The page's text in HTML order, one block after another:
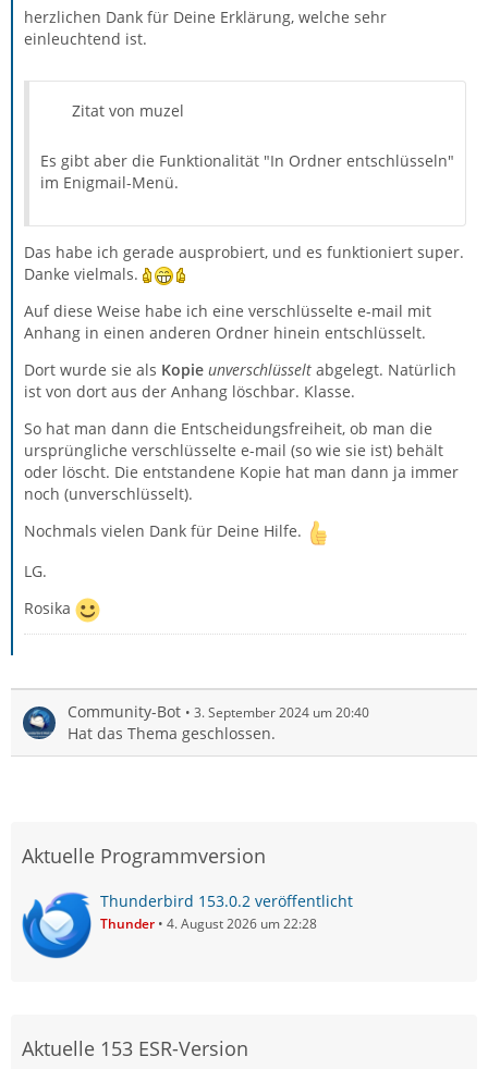
herzlichen Dank für Deine Erklärung, welche sehr
einleuchtend ist.
Zitat von muzel
Es gibt aber die Funktionalität "In Ordner entschlüsseln"
im Enigmail-Menü.
Das habe ich gerade ausprobiert, und es funktioniert super.
Danke vielmals.
Auf diese Weise habe ich eine verschlüsselte e-mail mit
Anhang in einen anderen Ordner hinein entschlüsselt.
Dort wurde sie als Kopie unverschlüsselt abgelegt. Natürlich
ist von dort aus der Anhang löschbar. Klasse.
So hat man dann die Entscheidungsfreiheit, ob man die
ursprüngliche verschlüsselte e-mail (so wie sie ist) behält
oder löscht. Die entstandene Kopie hat man dann ja immer
noch (unverschlüsselt).
Nochmals vielen Dank für Deine Hilfe.
LG.
Rosika
Community-Bot 3. September 2024 um 20:40
Hat das Thema geschlossen.
Aktuelle Programmversion
Thunderbird 153.0.2 veröffentlicht
Thunder 4. August 2026 um 22:28
Aktuelle 153 ESR-Version